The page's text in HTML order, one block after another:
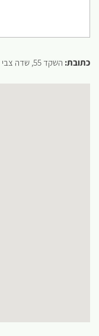
כתובת: השקד 55, שדה צבי